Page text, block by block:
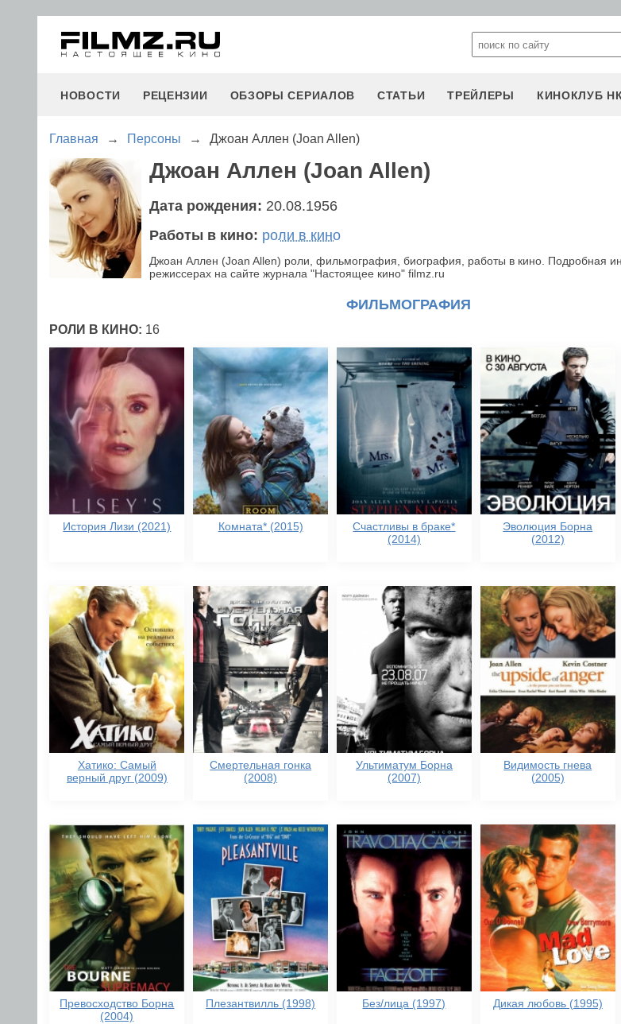
НОВОСТИ РЕЦЕНЗИИ ОБЗОРЫ СЕРИАЛОВ СТАТЬИ ТРЕЙЛЕРЫ КИНОКЛУБ НК
Главная → Персоны → Джоан Аллен (Joan Allen)
Джоан Аллен (Joan Allen)
Дата рождения: 20.08.1956
Работы в кино: роли в кино
Джоан Аллен (Joan Allen) роли, фильмография, биография, работы в кино. Подробная
режиссерах на сайте журнала "Настоящее кино" filmz.ru
ФИЛЬМОГРАФИЯ
РОЛИ В КИНО: 16
История Лизи (2021) Комната* (2015)
Счастливы в браке*
(2014)
Эволюция Борна
(2012)
Хатико: Самый
верный друг (2009)
Смертельная гонка
(2008)
Ультиматум Борна
(2007)
Видимость гнева
(2005)
Превосходство Борна
(2004)
Плезантвилль (1998) Без/лица (1997) Дикая любовь (1995)